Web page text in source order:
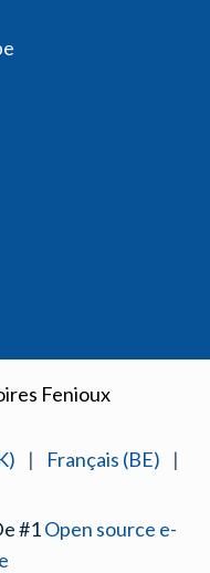
Fenioux
| Français (BE)
|
#1Open source e-